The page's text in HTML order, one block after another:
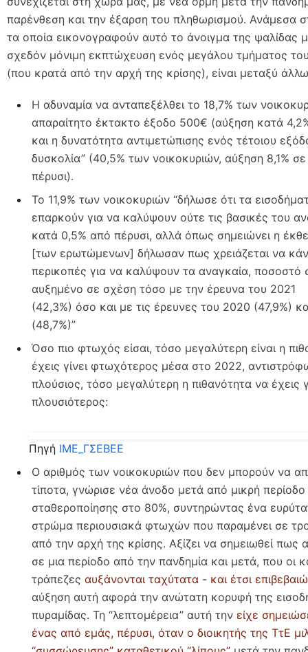
παρένθεση και την έξαρση του πληθωρισμού. Ανάμεσα
τα οποία εικονογραφούν αυτό το άνοιγμα της ψαλίδας
σχεδόν μόνιμη εκπτώχευση ενός μεγάλου τμήματος
(που κρατά από την αρχή της κρίσης), είναι μεταξύ
Η αδυναμία να ανταπεξέλθει το 18,7% των
απαραίτητο έκτακτο έξοδο 500€ (αύξηση κατά
και η δυνατότητα αντιμετώπισης ενός τέτοιου
δυσκολία” (40,5% των νοικοκυριών, αύξηση 8,1%
πέρυσι).
Το 11,9% των νοικοκυριών “δήλωσε ότι τα
επαρκούν για να καλύψουν ούτε τις βασικές του
κατά 0,5% από πέρυσι, αλλά όπως σημειώνει η
[των ερωτώμενων] δήλωσαν πως χρειάζεται να
περικοπές για να καλύψουν τα αναγκαία, ποσοστό
αυξημένο σε σχέση τόσο με την έρευνα του 2021
(42,3%) όσο και με τις έρευνες του 2020 (47,9%)
(48,7%)”
Όσο πιο φτωχός είσαι, τόσο μεγαλύτερη είναι η
έχεις γίνει φτωχότερος μέσα στο 2022,
πλούσιος, τόσο μεγαλύτερη η πιθανότητα να έχεις
πλουσιότερος:
Πηγή ΙΜΕ_ΓΣΕΒΕΕ
Ο αριθμός των νοικοκυριών που δεν μπορούν να
τίποτα, γνώρισε νέα άνοδο μετά από μικρή περίοδο
σταθεροποίησης στο 80%, συντηρώντας ένα
στρώμα περιουσιακά φτωχών που παραμένει σε
από την αρχή της κρίσης. Αξίζει να σημειωθεί πως
σε μια περίοδο από την πανδημία και μετά, που οι
τράπεζες αυξάνονται ταχύτατα - και έτσι
αύξηση αυτή αφορά την ανώτατη κορυφή της
πυραμίδας. Τη “λεπτομέρεια” αυτή την είχε
ένας από εμάς, πέρυσι, όταν ο διοικητής της ΤτΕ